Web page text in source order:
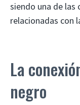
siendo una de las
relacionadas con
La
negro